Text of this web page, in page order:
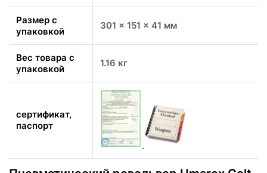
Размер с
упаковкой
301 x 151 x 41 мм
Вес товара с
упаковкой
1.16 кг
сертификат,
паспорт